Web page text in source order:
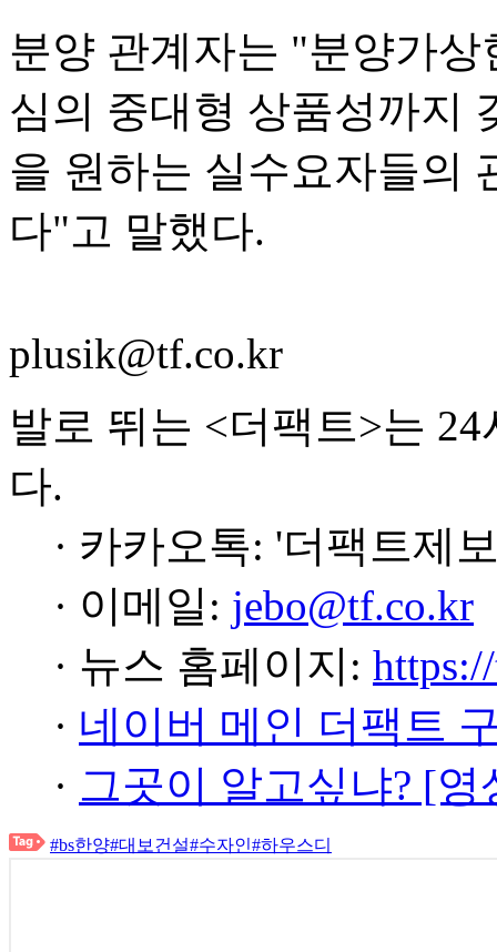
분양 관계자는 "분양가상
심의 중대형 상품성까지
을 원하는 실수요자들의
다"고 말했다.
plusik@tf.co.kr
발로 뛰는 <더팩트>는
다.
· 카카오톡: '더팩트제
· 이메일: jebo@tf.co.kr
· 뉴스 홈페이지:
· 네이버 메인 더팩트
· 그곳이 알고싶냐? [
#bs한양#대보건설#수자인#하우스디